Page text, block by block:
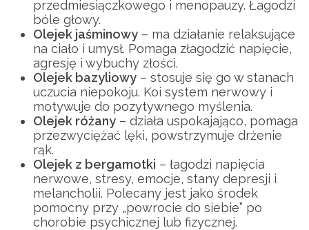
przedmiesiączkowego i menopauzy. Łagodzi
bóle głowy.
Olejek jaśminowy – ma działanie relaksujące
na ciało i umysł. Pomaga złagodzić napięcie,
agresję i wybuchy złości.
Olejek bazyliowy – stosuje się go w stanach
uczucia niepokoju. Koi system nerwowy i
motywuje do pozytywnego myślenia.
Olejek różany – działa uspokajająco, pomaga
przezwyciężać lęki, powstrzymuje drżenie
rąk.
Olejek z bergamotki – łagodzi napięcia
nerwowe, stresy, emocje, stany depresji i
melancholii. Polecany jest jako środek
pomocny przy „powrocie do siebie” po
chorobie psychicznej lub fizycznej.